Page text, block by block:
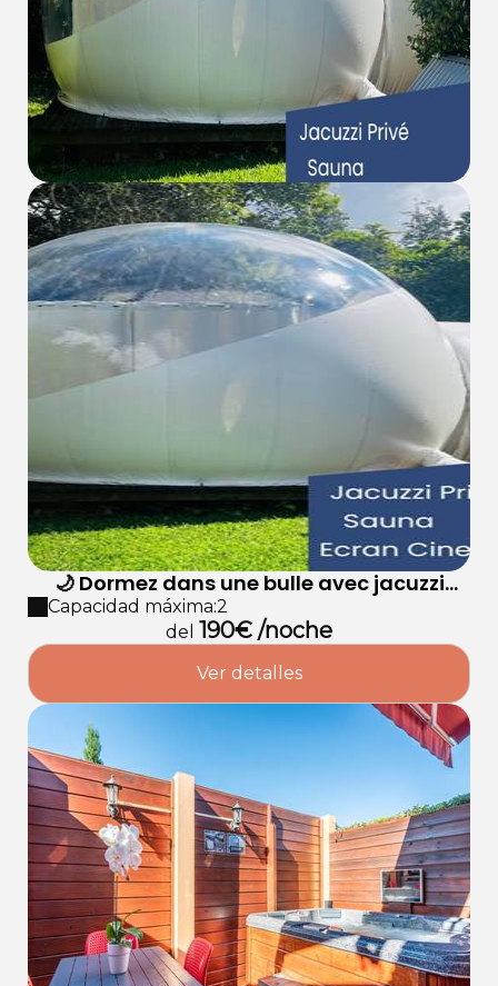
🌙 Dormez dans une bulle avec jacuzzi
privé
Capacidad máxima:2
del 190€ /noche
Ver detalles